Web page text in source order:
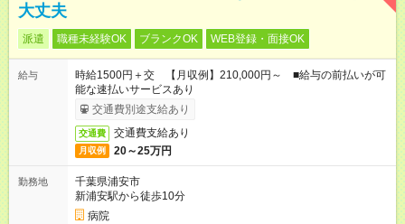
大丈夫
派遣 職種未経験OK ブランクOK WEB登録・面接OK
給与
時給1500円＋交 【月収例】210,000円～ ■給与の前払いが可
能な速払いサービスあり
交通費別途支給あり
交通費 交通費支給あり
月収例 20～25万円
勤務地
千葉県浦安市
新浦安駅から徒歩10分
病院